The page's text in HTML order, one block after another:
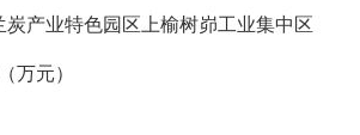
产业特色园区上榆树峁工业集中区
万元）